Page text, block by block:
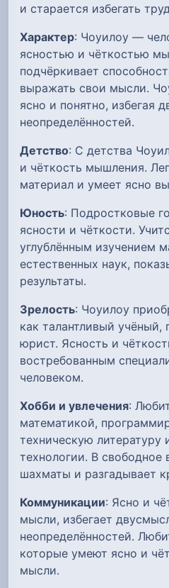
и старается избегать
Характер: Чоуилоу —
ясностью и чёткостью
подчёркивает
выражать свои мысли.
ясно и понятно, избегая
неопределённостей.
Детство: С детства
и чёткость мышления.
материал и умеет ясно
Юность: Подростковые
ясности и чёткости.
углублённым изучением
естественных наук,
результаты.
Зрелость: Чоуилоу
как талантливый учёный,
юрист. Ясность и
востребованным
человеком.
Хобби и увлечения:
математикой,
техническую литературу
технологии. В свободное
шахматы и разгадывает
Коммуникации: Ясно и
мысли, избегает
неопределённостей.
которые умеют ясно и
мысли.